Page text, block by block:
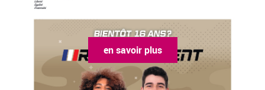
en savoir plus